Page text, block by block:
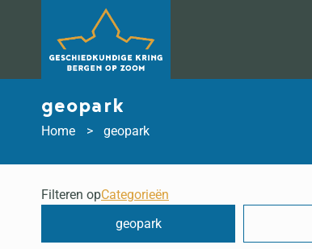
geopark
Home geopark
Filteren opCategorieën
geopark